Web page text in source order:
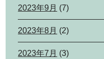
2023年9月 (7)
2023年8月 (2)
2023年7月 (3)